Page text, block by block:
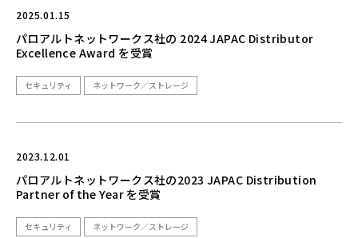
2025.01.15
パロアルトネットワークス社の 2024 JAPAC Distributor
Excellence Award を受賞
セキュリティ ネットワーク／ストレージ
2023.12.01
パロアルトネットワークス社の2023 JAPAC Distribution
Partner of the Year を受賞
セキュリティ ネットワーク／ストレージ